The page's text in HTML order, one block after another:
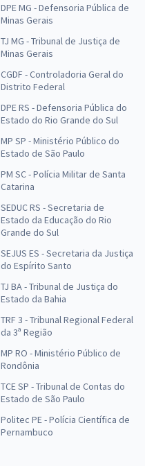
DPE MG - Defensoria Pública de
Minas Gerais
TJ MG - Tribunal de Justiça de
Minas Gerais
CGDF - Controladoria Geral do
Distrito Federal
DPE RS - Defensoria Pública do
Estado do Rio Grande do Sul
MP SP - Ministério Público do
Estado de São Paulo
PM SC - Polícia Militar de Santa
Catarina
SEDUC RS - Secretaria de
Estado da Educação do Rio
Grande do Sul
SEJUS ES - Secretaria da Justiça
do Espírito Santo
TJ BA - Tribunal de Justiça do
Estado da Bahia
TRF 3 - Tribunal Regional Federal
da 3ª Região
MP RO - Ministério Público de
Rondônia
TCE SP - Tribunal de Contas do
Estado de São Paulo
Politec PE - Polícia Científica de
Pernambuco